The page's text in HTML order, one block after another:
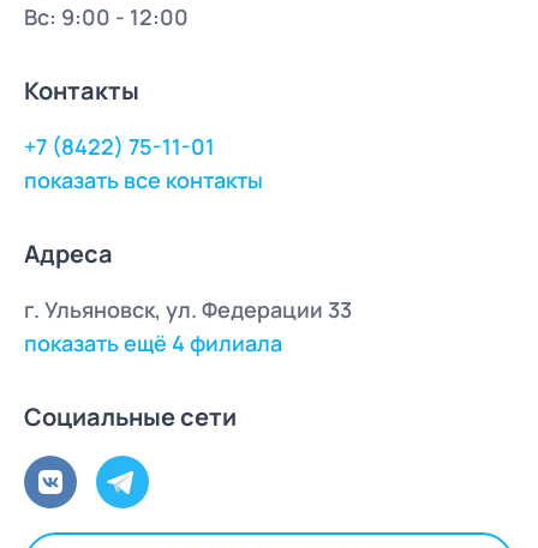
Вс: 9:00 - 12:00
Контакты
+7 (8422) 75-11-01
показать все контакты
Адреса
г. Ульяновск, ул. Федерации 33
показать ещё 4 филиала
Социальные сети